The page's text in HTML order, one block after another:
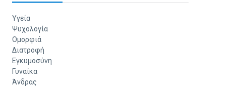
Υγεία
Ψυχολογία
Ομορφιά
Διατροφή
Εγκυμοσύνη
Γυναίκα
Άνδρας